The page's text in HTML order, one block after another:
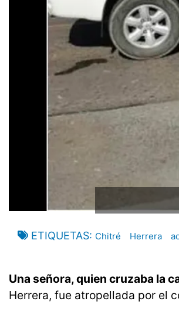
ETIQUETAS Chitré Herrera
Una señora, quien cruzaba la
Herrera, fue atropellada por el